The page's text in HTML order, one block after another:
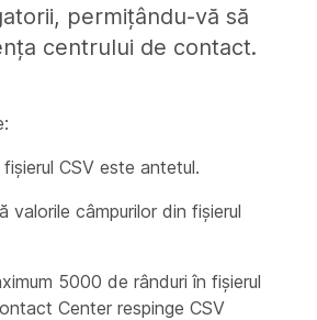
permițându-vă să
centrului de contact.
CSV este antetul.
valorile câmpurilor din fișierul
5000 de rânduri în fișierul
Center respinge CSV